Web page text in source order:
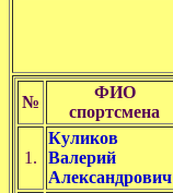
№
ФИО
спортсмена
1.
Куликов
Валерий
Александрович